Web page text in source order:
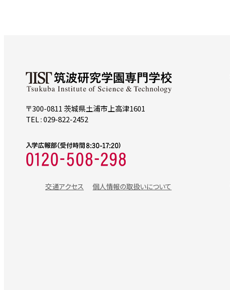
〒300-0811 茨城県土浦市上高津1601
TEL : 029-822-2452
交通アクセス 個人情報の取扱いについて